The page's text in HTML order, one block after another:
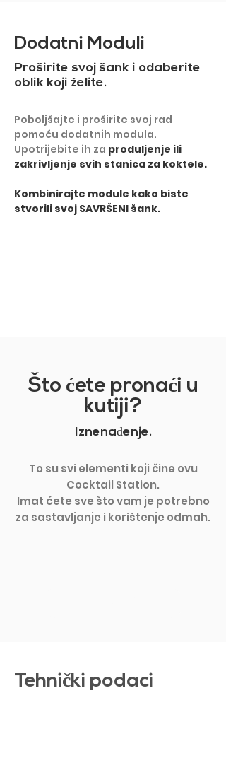
Dodatni Moduli
Proširite svoj šank i odaberite
oblik koji želite.
Poboljšajte i proširite svoj rad
pomoću dodatnih modula.
Upotrijebite ih za produljenje ili
zakrivljenje svih stanica za koktele.
​Kombinirajte module kako biste
stvorili svoj SAVRŠENI šank.
Što ćete pronaći u
kutiji?
Iznenađenje.
To su svi elementi koji čine ovu
Cocktail Station.
Imat ćete sve što vam je potrebno
za sastavljanje i korištenje odmah.
Tehnički podaci